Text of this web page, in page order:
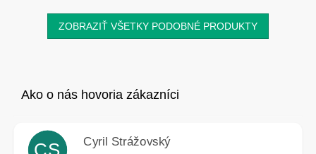
ZOBRAZIŤ VŠETKY PODOBNÉ PRODUKTY
Cyril Strážovský